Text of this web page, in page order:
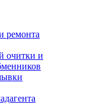
ремонта
очитки и